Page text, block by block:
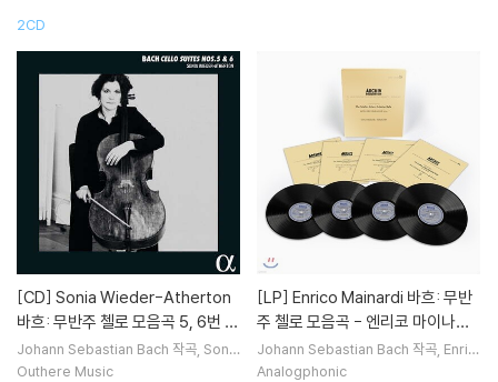
2CD
[CD]
바흐: 무반주 첼로 모음곡 5, 6번 -
소니아 위더 아서톤 (Bach: Cello
Suites BWV 1011, 1012)
Johann Sebastian Bach 작곡 Sonia
Wieder-Atherton
Outhere Music
[LP]
주 첼로 모음곡 - 엔리코 마이나르
디 (J.S.Bach: Cello Suite) [4LP
박스 세트]
Johann Sebastian Bach 작곡 Enric
o Mainardi연주
Analogphonic